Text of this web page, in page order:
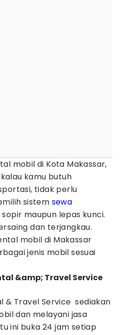
mobil di Kota Makassar,
kalau kamu butuh
tidak perlu
sistem sewa
maupun lepas kunci.
dan terjangkau.
mobil di Makassar
jenis mobil sesuai
&amp; Travel Service
& Travel Service sediakan
dan melayani jasa
ini buka 24 jam setiap